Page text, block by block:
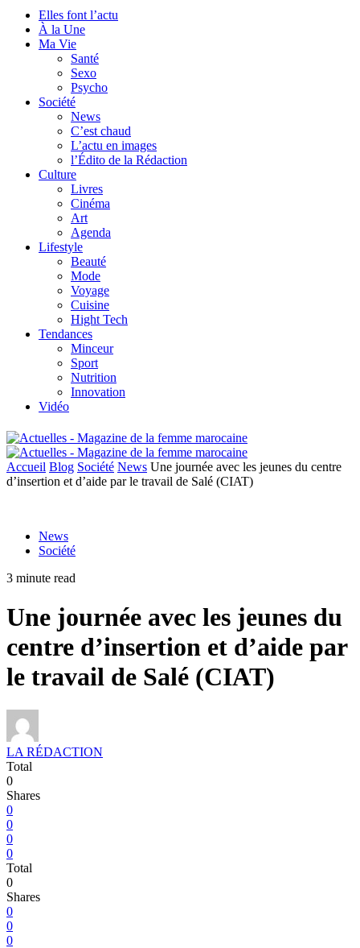
Elles font l’actu
À la Une
Ma Vie
Santé
Sexo
Psycho
Société
News
C’est chaud
L’actu en images
l’Édito de la Rédaction
Culture
Livres
Cinéma
Art
Agenda
Lifestyle
Beauté
Mode
Voyage
Cuisine
Hight Tech
Tendances
Minceur
Sport
Nutrition
Innovation
Vidéo
Accueil Blog Société News Une journée avec les jeunes du centre
d’insertion et d’aide par le travail de Salé (CIAT)
News
Société
3 minute read
Une journée avec les jeunes du
centre d’insertion et d’aide par
le travail de Salé (CIAT)
LA RÉDACTION
Total
0
Shares
0
0
0
0
Total
0
Shares
0
0
0